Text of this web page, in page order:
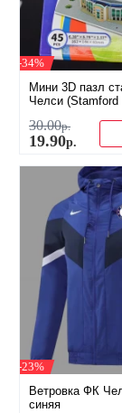
-34%
Мини 3D пазл
Челси (Stamford
30.00р.
19.90р.
-23%
Ветровка ФК
синяя